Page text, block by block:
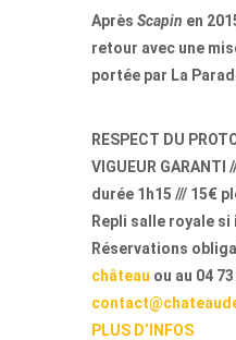
Après Scapin en
retour avec une
portée par La
RESPECT DU
VIGUEUR GARANTI
durée 1h15 /// 15€
Repli salle royale
Réservations
château ou au 04
PLUS D’INFOS